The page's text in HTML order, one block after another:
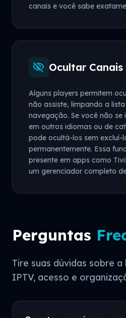
canais e você sabe
visibility_off Ocultar Canais
Alguns players permitem
não assiste, limpando a
navegação. Se você não se
em outros idiomas ou de
pode ocultá-los sem excluí-
permanentemente. Essa
presente em apps como
um gerenciador completo
Perguntas
Tire suas dúvidas sobre
IPTV, acesso e